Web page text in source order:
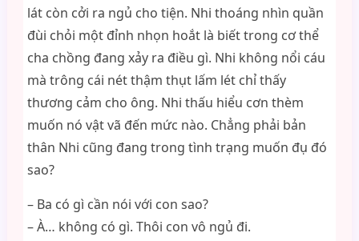
lát còn cởi ra ngủ cho tiện. Nhi thoáng nhìn quần
đùi chỏi một đỉnh nhọn hoắt là biết trong cơ thể
cha chồng đang xảy ra điều gì. Nhi không nổi cáu
mà trông cái nét thậm thụt lấm lét chỉ thấy
thương cảm cho ông. Nhi thấu hiểu cơn thèm
muốn nó vật vã đến mức nào. Chẳng phải bản
thân Nhi cũng đang trong tình trạng muốn đụ đó
sao?
– Ba có gì cần nói với con sao?
– À… không có gì. Thôi con vô ngủ đi.